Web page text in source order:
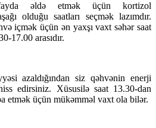
əldə etmək üçün kortizol
olduğu saatları seçmək lazımdır.
içmək üçün ən yaxşı vaxt səhər saat
17.00 arasıdır.
azaldığından siz qəhvənin enerji
edirsiniz. Xüsusilə saat 13.30-dan
etmək üçün mükəmməl vaxt ola bilər.